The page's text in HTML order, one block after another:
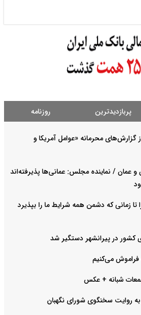
پربازدیدترین روزنامه
گزارش‌های محرمانه «عوامل آمریکا و
و عمان / نماینده مجلس: عمانی‌ها پذیرفته‌اند
زمانی که دشمن همه شرایط ما را بپذیرد
کشور در پیرانشهر دستگیر شد
می‌کنیم
شبانه +‌ عکس
روایت سخنگوی شورای نگهبان